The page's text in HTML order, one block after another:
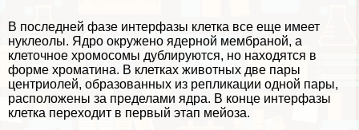
В последней фазе интерфазы клетка все еще имеет
нуклеолы. Ядро окружено ядерной мембраной, а
клеточное хромосомы дублируются, но находятся в
форме хроматина. В клетках животных две пары
центриолей, образованных из репликации одной пары,
расположены за пределами ядра. В конце интерфазы
клетка переходит в первый этап мейоза.